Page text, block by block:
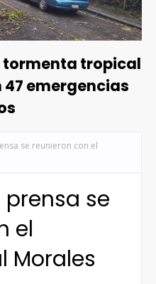
tormenta tropical
emergencias
se reunieron con el
se
el
Morales